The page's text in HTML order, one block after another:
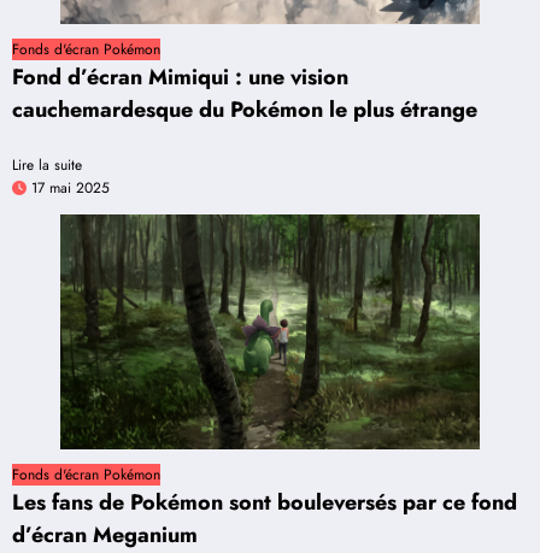
Fonds d'écran Pokémon
Fond d’écran Mimiqui : une vision
cauchemardesque du Pokémon le plus étrange
Lire la suite
17 mai 2025
Fonds d'écran Pokémon
Les fans de Pokémon sont bouleversés par ce fond
d’écran Meganium